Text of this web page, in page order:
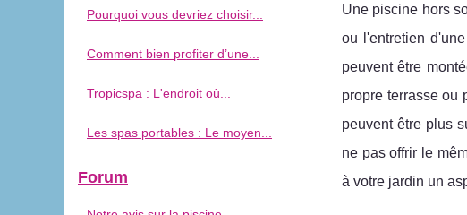
Une piscine hors
ou l'entretien
peuvent être
propre terrasse ou
peuvent être plus
ne pas offrir le
à votre jardin un
Pourquoi vous devriez choisir...
Comment bien profiter d’une...
Tropicspa : L'endroit où...
Les spas portables : Le moyen...
Forum